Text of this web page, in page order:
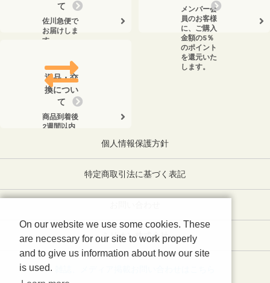
て
佐川急便で
お届けしま
す。
メンバー会
員のお客様
に、ご購入
金額の5％
のポイント
を還元いた
します。
返品・交
換につい
て
商品到着後
2週間以内
個人情報保護方針
特定商取引法に基づく表記
ミリオン株式会社
On our website we use some cookies. These
are necessary for our site to work properly
and to give us information about how our site
is used.